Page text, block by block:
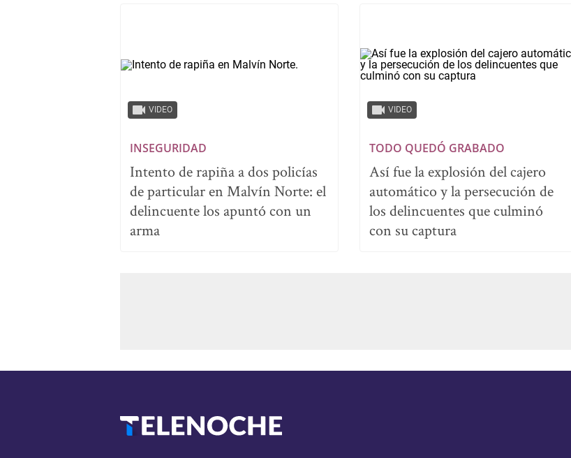
VIDEO
INSEGURIDAD
Intento de rapiña a dos policías
de particular en Malvín Norte: el
delincuente los apuntó con un
arma
VIDEO
TODO QUEDÓ GRABADO
Así fue la explosión del cajero
automático y la persecución de
los delincuentes que culminó
con su captura